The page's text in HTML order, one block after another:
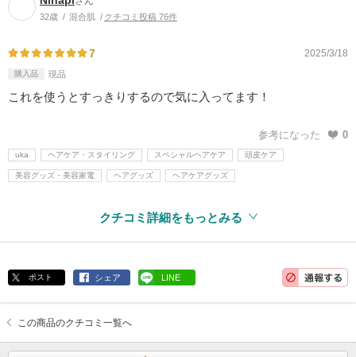
32歳 混合肌 クチコミ投稿 76件
7 2025/3/18
購入品 現品
これを使うとすっきりするので気に入ってます！
参考になった 0
uka ヘアケア・スタイリング スペシャルヘアケア 頭皮ケア
美容グッズ・美容家電 ヘアグッズ ヘアケアグッズ
クチコミ詳細をもっとみる
ポスト シェア LINE
この商品のクチコミ一覧へ